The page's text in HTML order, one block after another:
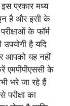
इस प्रकार मध्य
है और इसी के
के फॉर्म
है यदि
यह नहीं
एमपीपीएससी के
भरे जा रहे हैं
का